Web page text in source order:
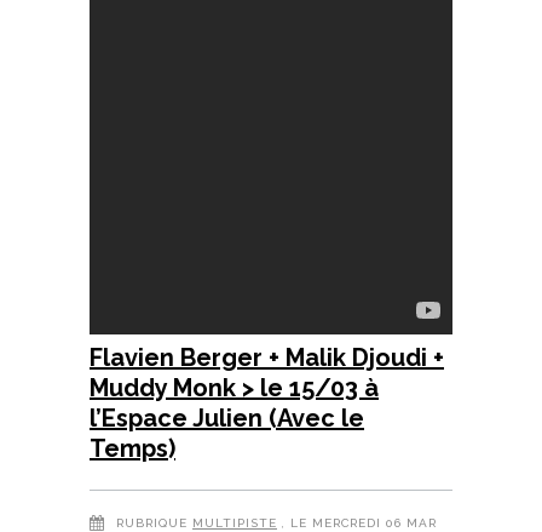
Flavien Berger + Malik Djoudi +
Muddy Monk > le 15/03 à
l’Espace Julien (Avec le
Temps)
RUBRIQUE MULTIPISTE , LE MERCREDI 06 MAR